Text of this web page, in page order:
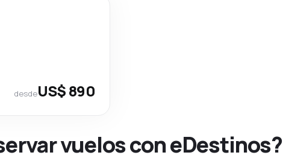
desdeUS$ 890
vuelos con eDestinos?